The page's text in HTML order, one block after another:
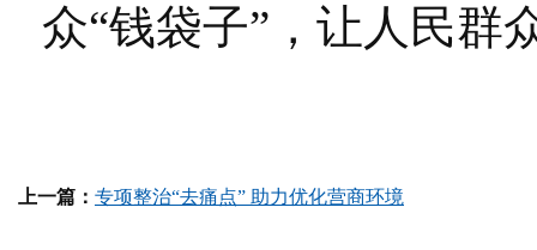
众“钱袋子”，让人民群
上一篇： 专项整治“去痛点” 助力优化营商环境